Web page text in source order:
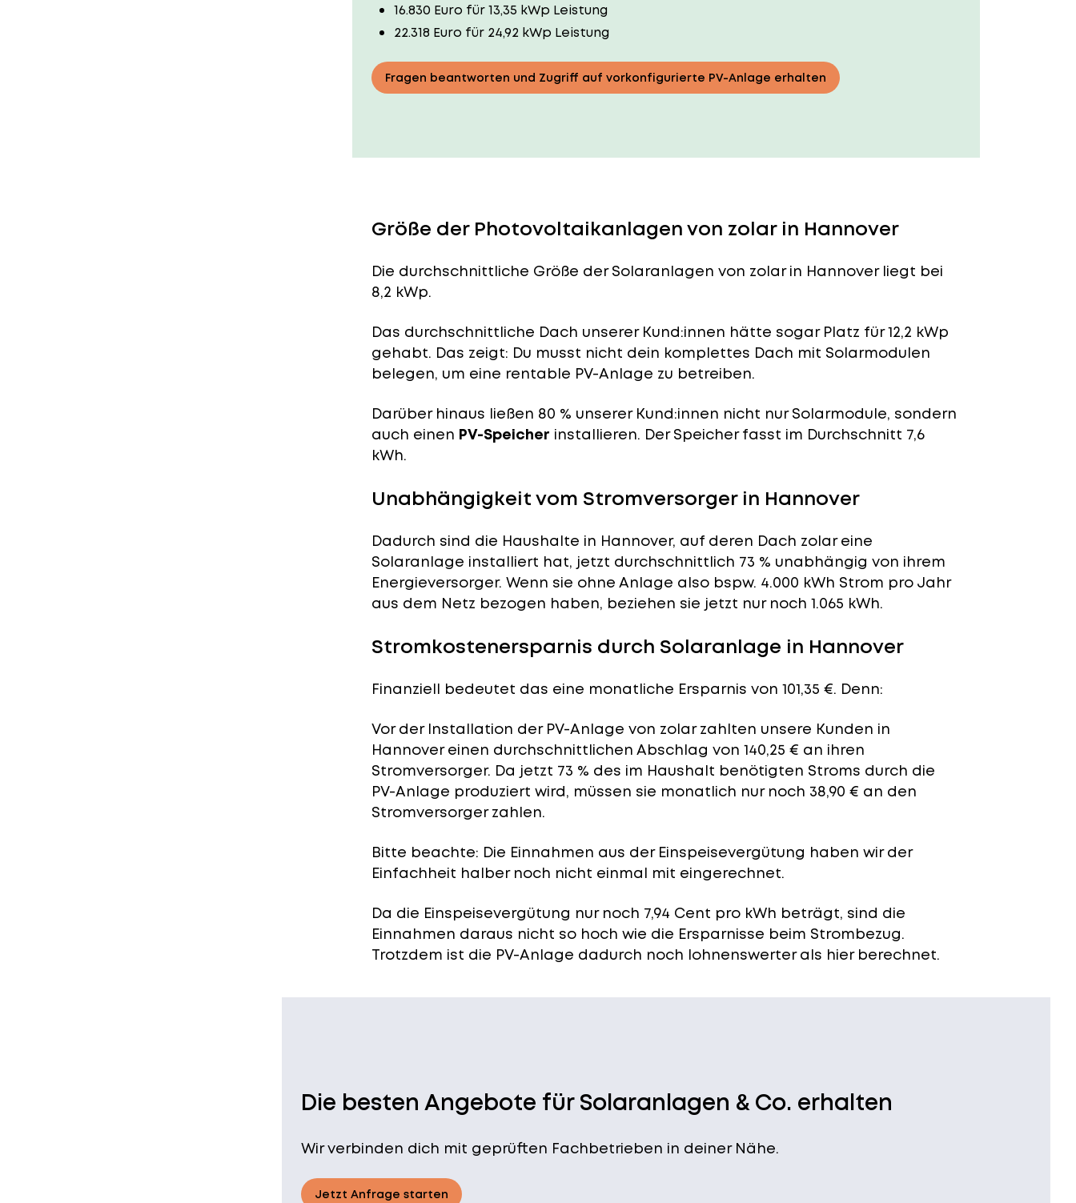
16.830 Euro für 13,35 kWp Leistung
22.318 Euro für 24,92 kWp Leistung
Fragen beantworten und Zugriff auf vorkonfigurierte PV-Anlage erhalten
Größe der Photovoltaikanlagen von zolar in Hannover
Die durchschnittliche Größe der Solaranlagen von zolar in Hannover liegt bei
8,2 kWp.
Das durchschnittliche Dach unserer Kund:innen hätte sogar Platz für 12,2 kWp
gehabt. Das zeigt: Du musst nicht dein komplettes Dach mit Solarmodulen
belegen, um eine rentable PV-Anlage zu betreiben.
Darüber hinaus ließen 80 % unserer Kund:innen nicht nur Solarmodule, sondern
auch einen PV-Speicher installieren. Der Speicher fasst im Durchschnitt 7,6
kWh.
Unabhängigkeit vom Stromversorger in Hannover
Dadurch sind die Haushalte in Hannover, auf deren Dach zolar eine
Solaranlage installiert hat, jetzt durchschnittlich 73 % unabhängig von ihrem
Energieversorger. Wenn sie ohne Anlage also bspw. 4.000 kWh Strom pro Jahr
aus dem Netz bezogen haben, beziehen sie jetzt nur noch 1.065 kWh.
Stromkostenersparnis durch Solaranlage in Hannover
Finanziell bedeutet das eine monatliche Ersparnis von 101,35 €. Denn:
Vor der Installation der PV-Anlage von zolar zahlten unsere Kunden in
Hannover einen durchschnittlichen Abschlag von 140,25 € an ihren
Stromversorger. Da jetzt 73 % des im Haushalt benötigten Stroms durch die
PV-Anlage produziert wird, müssen sie monatlich nur noch 38,90 € an den
Stromversorger zahlen.
Bitte beachte: Die Einnahmen aus der Einspeisevergütung haben wir der
Einfachheit halber noch nicht einmal mit eingerechnet.
Da die Einspeisevergütung nur noch 7,94 Cent pro kWh beträgt, sind die
Einnahmen daraus nicht so hoch wie die Ersparnisse beim Strombezug.
Trotzdem ist die PV-Anlage dadurch noch lohnenswerter als hier berechnet.
Die besten Angebote für Solaranlagen & Co. erhalten
Wir verbinden dich mit geprüften Fachbetrieben in deiner Nähe.
Jetzt Anfrage starten